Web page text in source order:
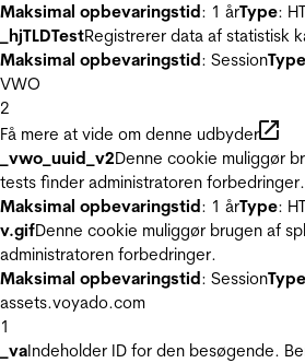
Maksimal opbevaringstid: 1 årType:
_hjTLDTestRegistrerer data af statistisk
Maksimal opbevaringstid: SessionType
VWO
2
Få mere at vide om denne udbyder
_vwo_uuid_v2Denne cookie muliggør
tests finder administratoren forbedringer.
Maksimal opbevaringstid: 1 årType:
v.gifDenne cookie muliggør brugen af
administratoren forbedringer.
Maksimal opbevaringstid: SessionType
assets.voyado.com
1
_vaIndeholder ID for den besøgende.